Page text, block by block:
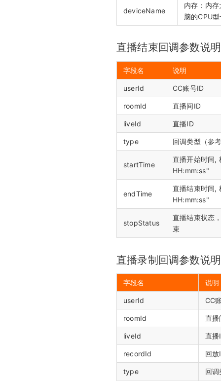
deviceName
内存：内
脑的CPU
直播结束回调参数说
字段名 说明
userId CC账号ID
roomId 直播间ID
liveId 直播ID
type 回调类型（参
startTime
直播开始时间
HH:mm:ss"
endTime
直播结束时间
HH:mm:ss"
stopStatus
直播结束状态
束
直播录制回调参数说
字段名 说明
userId CC
roomId 直播
liveId 直播
recordId 回放
type 回